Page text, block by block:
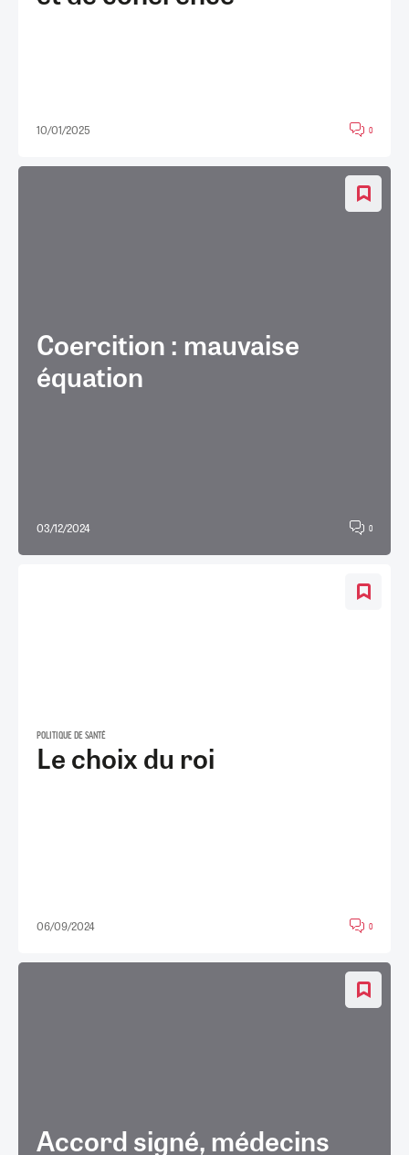
10/01/2025 0
Coercition : mauvaise
équation
03/12/2024 0
POLITIQUE DE SANTÉ
Le choix du roi
06/09/2024 0
Accord signé, médecins